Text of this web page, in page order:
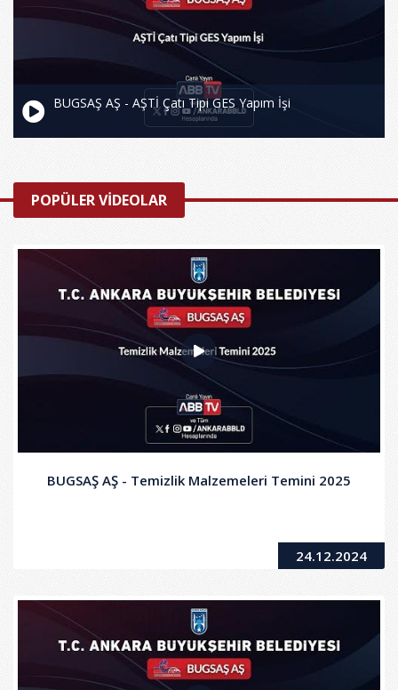
BUGSAŞ AŞ - AŞTİ Çatı Tipi GES Yapım İşi
POPÜLER VİDEOLAR
BUGSAŞ AŞ - Temizlik Malzemeleri Temini 2025
24.12.2024